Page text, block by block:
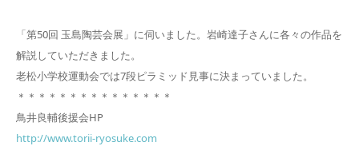
「第50回 玉島陶芸会展」に伺いました。岩崎達子さんに各々の作品を
解説していただきました。
老松小学校運動会では7段ピラミッド見事に決まっていました。
＊＊＊＊＊＊＊＊＊＊＊＊＊＊＊
鳥井良輔後援会HP
http://www.torii-ryosuke.com